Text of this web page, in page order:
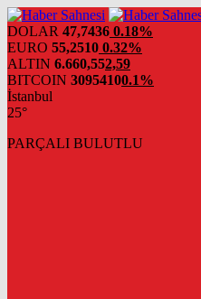
DOLAR 47,7436 0.18%
EURO 55,2510 0.32%
ALTIN 6.660,552,59
BITCOIN 30954100.1%
İstanbul
25°
PARÇALI BULUTLU